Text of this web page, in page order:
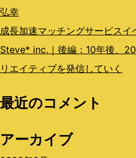
弘幸
成長加速マッチングサービスイ
Steve* inc.｜後編：10年後、
リエイティブを発信していく
最近のコメント
アーカイブ